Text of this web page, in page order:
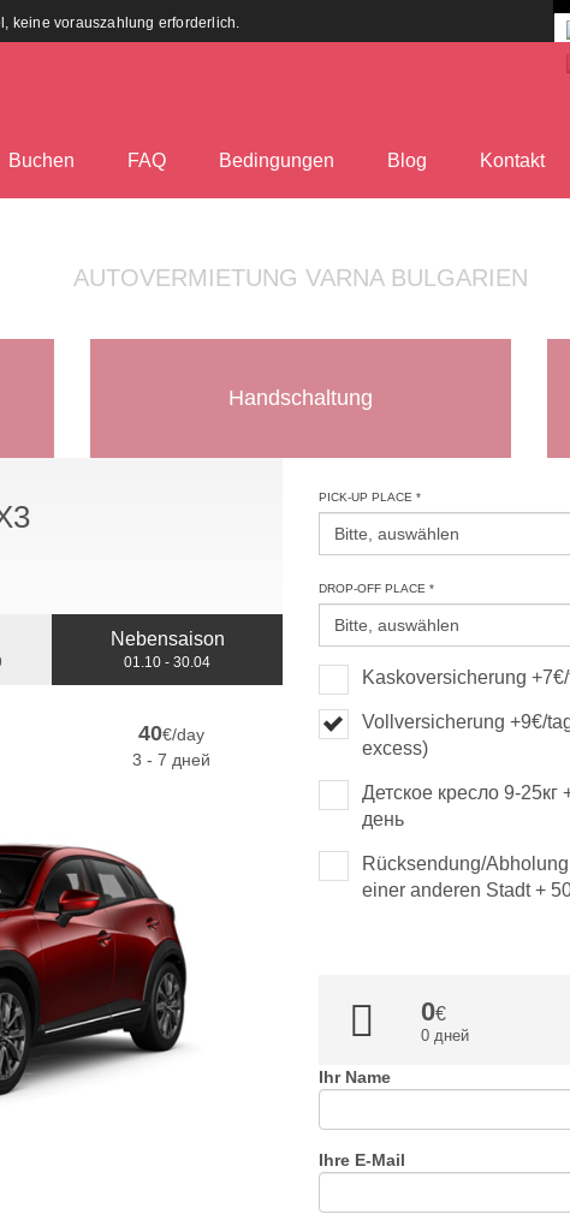
keine vorauszahlung erforderlich.
Buchen FAQ Bedingungen Blog Kontakt
AUTOVERMIETUNG VARNA BULGARIEN
Handschaltung
Nebensaison
01.10 - 30.04
40€/day
3 - 7 дней
PICK-UP PLACE *
DROP-OFF PLACE *
Kaskoversicherung
Vollversicherung +9€/
excess)
Детское кресло 9-25кг
день
Rücksendung/
einer anderen Stadt +
0
0 дней
Ihr Name
Ihre E-Mail